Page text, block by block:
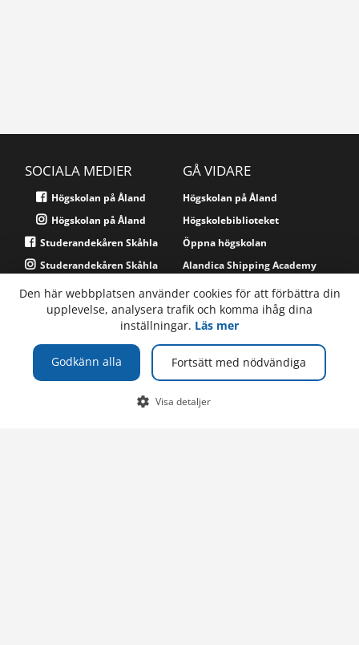
SOCIALA MEDIER
Högskolan på Åland
Högskolan på Åland
Studerandekåren Skåhla
Studerandekåren Skåhla
GÅ VIDARE
Högskolan på Åland
Högskolebiblioteket
Öppna högskolan
Alandica Shipping Academy
Kurswebbplatsen
Supportsajten
TELEFON
Växel
Högskolan på Åland
PB 1010
Den här webbplatsen använder cookies för att förbättra din
upplevelse, analysera trafik och komma ihåg dina
inställningar. Läs mer
Godkänn alla Fortsätt med nödvändiga
Visa detaljer